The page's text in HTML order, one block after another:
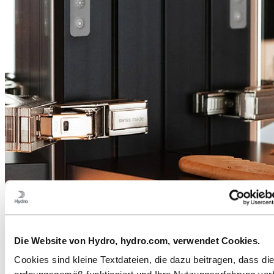
Die Website von Hydro, hydro.com, verwendet Cookies.
Cookies sind kleine Textdateien, die dazu beitragen, dass